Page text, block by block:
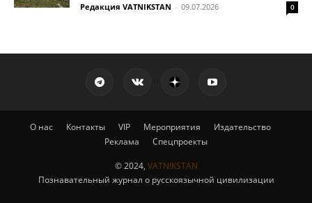
Редакция VATNIKSTAN - 09.07.2026 0
О нас Контакты VIP Мероприятия
Издательство
Реклама
Спецпроекты
© 2024, VATNIKSTAN
Познавательный журнал о русскоязычной цивилизации